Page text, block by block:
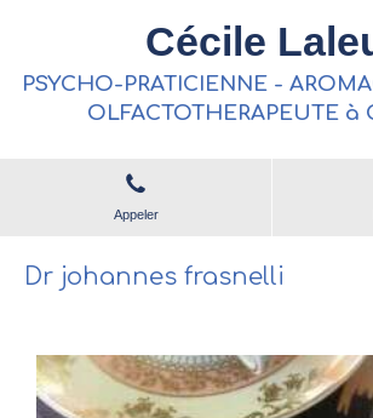
Cécile
PSYCHO-PRATICIENNE -
OLFACTOTHERAPEUTE
Appeler
Dr johannes frasnelli